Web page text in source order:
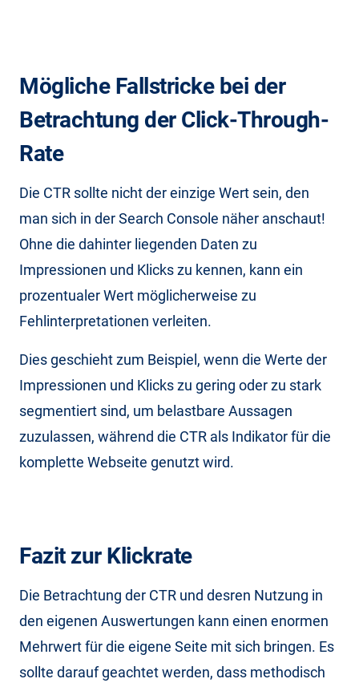
Mögliche Fallstricke bei der
Betrachtung der Click-Through-
Rate
Die CTR sollte nicht der einzige Wert sein, den
man sich in der Search Console näher anschaut!
Ohne die dahinter liegenden Daten zu
Impressionen und Klicks zu kennen, kann ein
prozentualer Wert möglicherweise zu
Fehlinterpretationen verleiten.
Dies geschieht zum Beispiel, wenn die Werte der
Impressionen und Klicks zu gering oder zu stark
segmentiert sind, um belastbare Aussagen
zuzulassen, während die CTR als Indikator für die
komplette Webseite genutzt wird.
Fazit zur Klickrate
Die Betrachtung der CTR und desren Nutzung in
den eigenen Auswertungen kann einen enormen
Mehrwert für die eigene Seite mit sich bringen. Es
sollte darauf geachtet werden, dass methodisch